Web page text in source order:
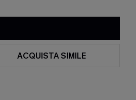
ACQUISTA SIMILE